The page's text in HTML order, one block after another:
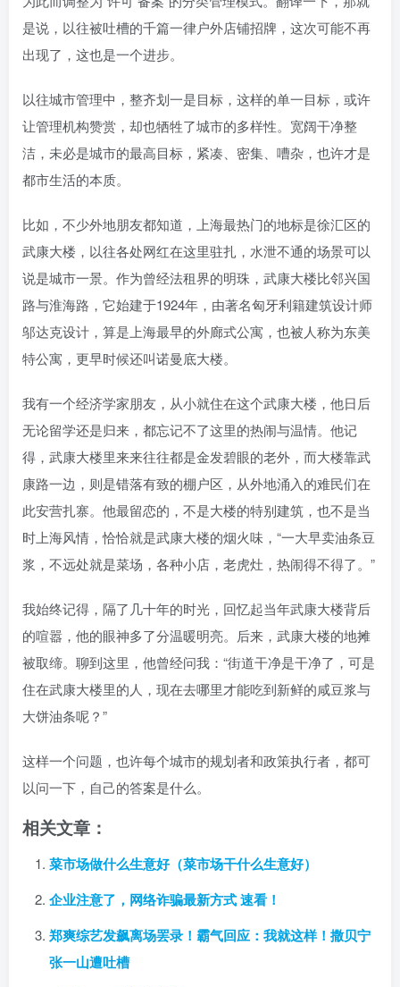
是说，以往被吐槽的千篇一律户外店铺招牌，这次可能不再
出现了，这也是一个进步。
以往城市管理中，整齐划一是目标，这样的单一目标，或许
让管理机构赞赏，却也牺牲了城市的多样性。宽阔干净整
洁，未必是城市的最高目标，紧凑、密集、嘈杂，也许才是
都市生活的本质。
比如，不少外地朋友都知道，上海最热门的地标是徐汇区的
武康大楼，以往各处网红在这里驻扎，水泄不通的场景可以
说是城市一景。作为曾经法租界的明珠，武康大楼比邻兴国
路与淮海路，它始建于1924年，由著名匈牙利籍建筑设计师
邬达克设计，算是上海最早的外廊式公寓，也被人称为东美
特公寓，更早时候还叫诺曼底大楼。
我有一个经济学家朋友，从小就住在这个武康大楼，他日后
无论留学还是归来，都忘记不了这里的热闹与温情。他记
得，武康大楼里来来往往都是金发碧眼的老外，而大楼靠武
康路一边，则是错落有致的棚户区，从外地涌入的难民们在
此安营扎寨。他最留恋的，不是大楼的特别建筑，也不是当
时上海风情，恰恰就是武康大楼的烟火味，“一大早卖油条豆
浆，不远处就是菜场，各种小店，老虎灶，热闹得不得了。”
我始终记得，隔了几十年的时光，回忆起当年武康大楼背后
的喧嚣，他的眼神多了分温暖明亮。后来，武康大楼的地摊
被取缔。聊到这里，他曾经问我：“街道干净是干净了，可是
住在武康大楼里的人，现在去哪里才能吃到新鲜的咸豆浆与
大饼油条呢？”
这样一个问题，也许每个城市的规划者和政策执行者，都可
以问一下，自己的答案是什么。
相关文章：
菜市场做什么生意好（菜市场干什么生意好）
企业注意了，网络诈骗最新方式 速看！
郑爽综艺发飙离场罢录！霸气回应：我就这样！撒贝宁
张一山遭吐槽